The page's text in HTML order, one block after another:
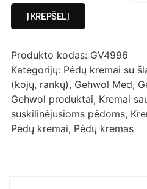
Į KREPŠELĮ
Produkto kodas: GV4996
Kategorijų: Pėdų kremai su
(kojų, rankų), Gehwol Med,
Gehwol produktai, Kremai
suskilinėjusioms pėdoms,
Pėdų kremai, Pėdų kremas